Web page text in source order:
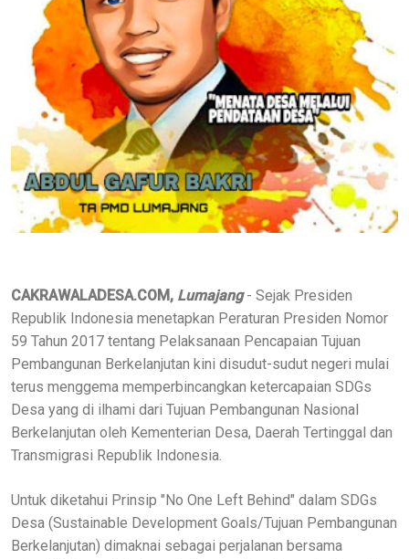
CAKRAWALADESA.COM, Lumajang - Sejak Presiden
Republik Indonesia menetapkan Peraturan Presiden Nomor
59 Tahun 2017 tentang Pelaksanaan Pencapaian Tujuan
Pembangunan Berkelanjutan kini disudut-sudut negeri mulai
terus menggema memperbincangkan ketercapaian SDGs
Desa yang di ilhami dari Tujuan Pembangunan Nasional
Berkelanjutan oleh Kementerian Desa, Daerah Tertinggal dan
Transmigrasi Republik Indonesia.
Untuk diketahui Prinsip "No One Left Behind" dalam SDGs
Desa (Sustainable Development Goals/Tujuan Pembangunan
Berkelanjutan) dimaknai sebagai perjalanan bersama